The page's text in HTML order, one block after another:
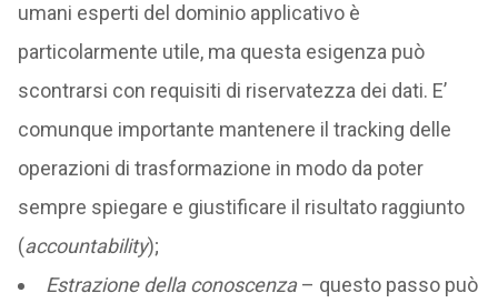
umani esperti del dominio applicativo è
particolarmente utile, ma questa esigenza può
scontrarsi con requisiti di riservatezza dei dati. E’
comunque importante mantenere il tracking delle
operazioni di trasformazione in modo da poter
sempre spiegare e giustificare il risultato raggiunto
(accountability);
Estrazione della conoscenza– questo passo può